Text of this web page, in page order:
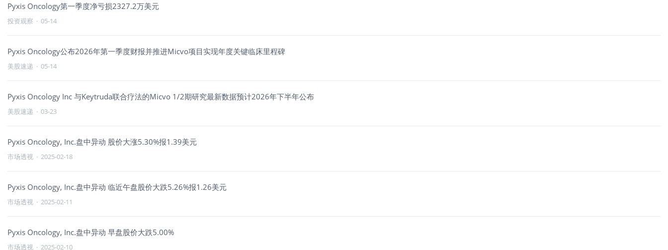
Pyxis Oncology第一季度净亏损2327.2万美元
投资观察 · 05-14
Pyxis Oncology公布2026年第一季度财报并推进Micvo项目实现年度关键临床里程碑
美股速递 · 05-14
Pyxis Oncology Inc 与Keytruda联合疗法的Micvo 1/2期研究最新数据预计2026年下半年公布
美股速递 · 03-23
Pyxis Oncology, Inc.盘中异动 股价大涨5.30%报1.39美元
市场透视 · 2025-02-18
Pyxis Oncology, Inc.盘中异动 临近午盘股价大跌5.26%报1.26美元
市场透视 · 2025-02-11
Pyxis Oncology, Inc.盘中异动 早盘股价大跌5.00%
市场透视 · 2025-02-10